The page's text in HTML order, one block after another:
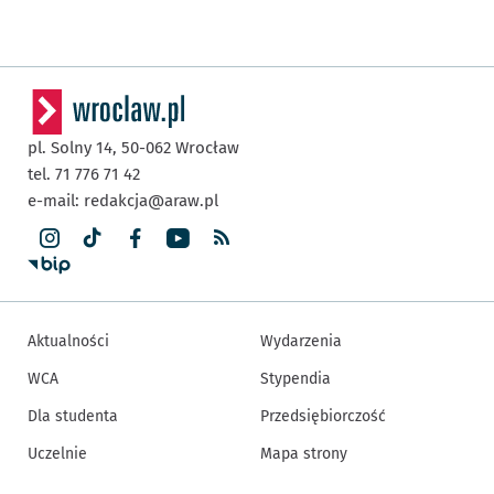
pl. Solny 14, 50-062 Wrocław
tel. 71 776 71 42
e-mail: redakcja@araw.pl
Aktualności
WCA
Dla studenta
Uczelnie
Wydarzenia
Stypendia
Przedsiębiorczość
Mapa strony